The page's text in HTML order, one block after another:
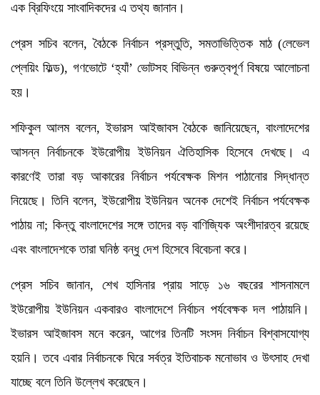
এক ব্রিফিংয়ে সাংবাদিকদের এ তথ্য জানান।
প্রেস সচিব বলেন, বৈঠকে নির্বাচন প্রস্তুতি, সমতাভিত্তিক মাঠ (লেভেল
প্লেয়িং ফিল্ড), গণভোটে ‘হ্যাঁ’ ভোটসহ বিভিন্ন গুরুত্বপূর্ণ বিষয়ে আলোচনা
হয়।
শফিকুল আলম বলেন, ইভারস আইজাবস বৈঠকে জানিয়েছেন, বাংলাদেশের
আসন্ন নির্বাচনকে ইউরোপীয় ইউনিয়ন ঐতিহাসিক হিসেবে দেখছে। এ
কারণেই তারা বড় আকারের নির্বাচন পর্যবেক্ষক মিশন পাঠানোর সিদ্ধান্ত
নিয়েছে। তিনি বলেন, ইউরোপীয় ইউনিয়ন অনেক দেশেই নির্বাচন পর্যবেক্ষক
পাঠায় না; কিন্তু বাংলাদেশের সঙ্গে তাদের বড় বাণিজ্যিক অংশীদারত্ব রয়েছে
এবং বাংলাদেশকে তারা ঘনিষ্ঠ বন্ধু দেশ হিসেবে বিবেচনা করে।
প্রেস সচিব জানান, শেখ হাসিনার প্রায় সাড়ে ১৬ বছরের শাসনামলে
ইউরোপীয় ইউনিয়ন একবারও বাংলাদেশে নির্বাচন পর্যবেক্ষক দল পাঠায়নি।
ইভারস আইজাবস মনে করেন, আগের তিনটি সংসদ নির্বাচন বিশ্বাসযোগ্য
হয়নি। তবে এবার নির্বাচনকে ঘিরে সর্বত্র ইতিবাচক মনোভাব ও উৎসাহ দেখা
যাচ্ছে বলে তিনি উল্লেখ করেছেন।